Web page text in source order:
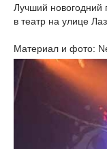
Лучший новогодний
в театр на улице
Материал и фото: